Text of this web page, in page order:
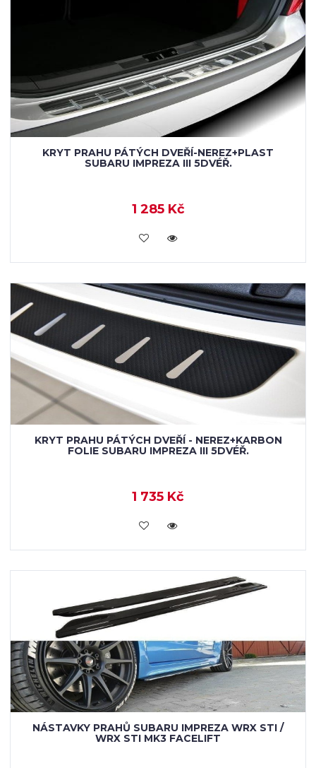
KRYT PRAHU PÁTÝCH DVEŘÍ-NEREZ+PLAST
SUBARU IMPREZA III 5DVÉŘ.
1 285 Kč
KOUPIT
KRYT PRAHU PÁTÝCH DVEŘÍ - NEREZ+KARBON
FOLIE SUBARU IMPREZA III 5DVÉŘ.
1 735 Kč
KOUPIT
NÁSTAVKY PRAHŮ SUBARU IMPREZA WRX STI /
WRX STI MK3 FACELIFT